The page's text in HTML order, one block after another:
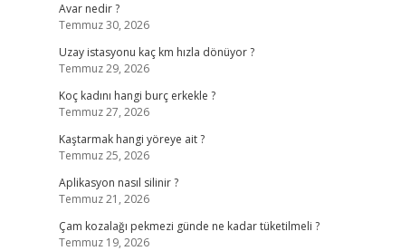
Avar nedir ?
Temmuz 30, 2026
Uzay istasyonu kaç km hızla dönüyor ?
Temmuz 29, 2026
Koç kadını hangi burç erkekle ?
Temmuz 27, 2026
Kaştarmak hangi yöreye ait ?
Temmuz 25, 2026
Aplikasyon nasıl silinir ?
Temmuz 21, 2026
Çam kozalağı pekmezi günde ne kadar tüketilmeli ?
Temmuz 19, 2026